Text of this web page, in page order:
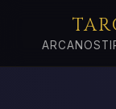
ARCANOS